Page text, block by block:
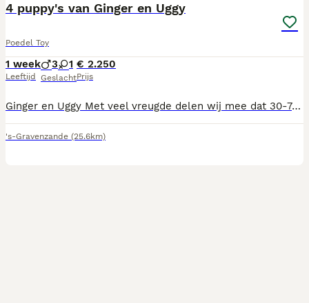
4 puppy's van Ginger en Uggy
Poedel Toy
1 week
Leeftijd
3 1
Geslacht
€ 2.250
Prijs
Ginger en Uggy Met veel vreugde delen wij mee dat 30-7-2026 in huiselijkekring 4 poedel puppy's zijn geboren . 3 reutjes en 1 teefje Onze honden maken deel uit van het gezin en de puppy's groeien op in huiselijkekring . Ouders getest op Pattela, ecvo/pra Mama Ginger heeft geen stamboom. Papa Uggy heeft wel een stamboom. Puppy's krijgen geen stamboom Ze krijgen mee Europees paspoort Chip Nodige injecties Wormenkeur Puppy pakket
's-Gravenzande (25.6km)